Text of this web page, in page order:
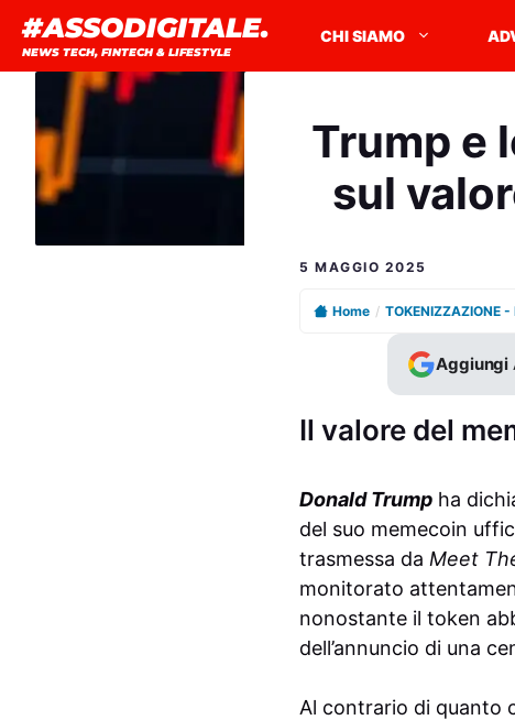
contenuto
#ASSODIGITALE.
NEWS TECH, FINTECH & LIFESTYLE
CHI SIAMO
Trump e
sul
5 MAGGIO 2025
Home / TOKENIZZAZIONE
Aggiungi
Il valore del
Donald Trump ha
del suo memecoin
trasmessa da Meet
monitorato
nonostante il token
dell’annuncio di una
Al contrario di quanto